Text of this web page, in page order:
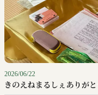
2026/06/22
きのえねまるしぇありがと